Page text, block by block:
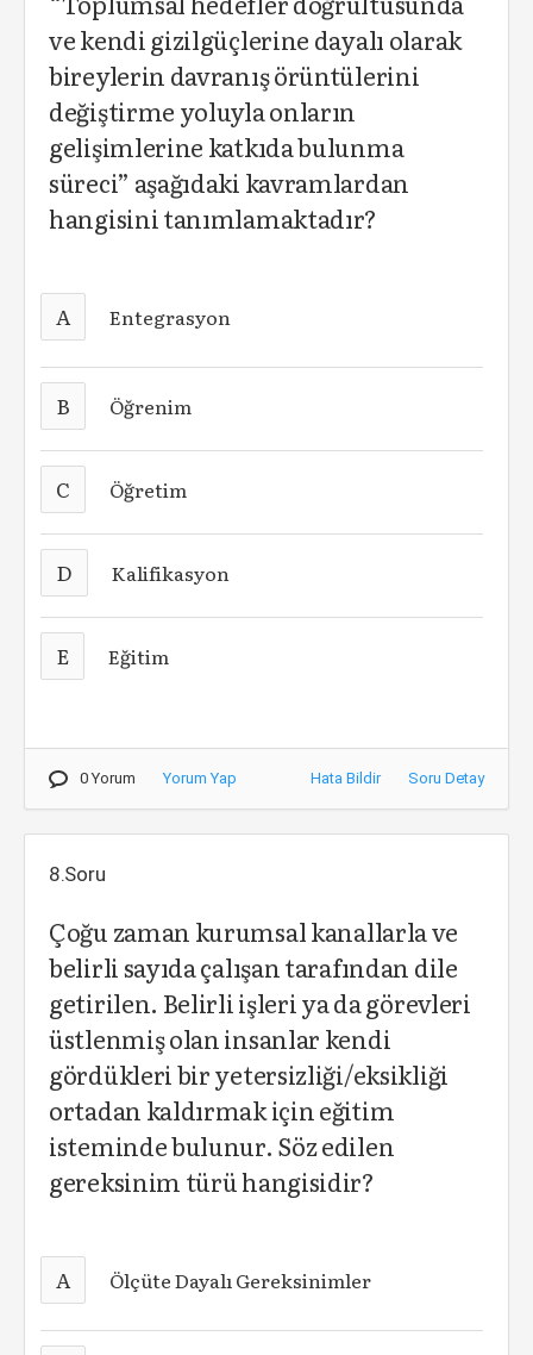
ve kendi gizilgüçlerine dayalı olarak
bireylerin davranış örüntülerini
değiştirme yoluyla onların
gelişimlerine katkıda bulunma
süreci” aşağıdaki kavramlardan
hangisini tanımlamaktadır?
A Entegrasyon
B Öğrenim
C Öğretim
D Kalifikasyon
E Eğitim
0 Yorum Yorum Yap Hata Bildir Soru Detay
8.Soru
Çoğu zaman kurumsal kanallarla ve
belirli sayıda çalışan tarafından dile
getirilen. Belirli işleri ya da görevleri
üstlenmiş olan insanlar kendi
gördükleri bir yetersizliği/eksikliği
ortadan kaldırmak için eğitim
isteminde bulunur. Söz edilen
gereksinim türü hangisidir?
A Ölçüte Dayalı Gereksinimler